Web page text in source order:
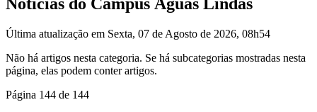
Notícias do Câmpus Águas Lindas
Última atualização em Sexta, 07 de Agosto de 2026, 08h54
Não há artigos nesta categoria. Se há subcategorias mostradas nesta
página, elas podem conter artigos.
Página 144 de 144